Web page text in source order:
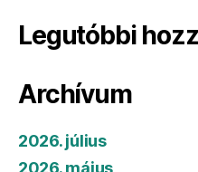
Legutóbbi
Archívum
2026. július